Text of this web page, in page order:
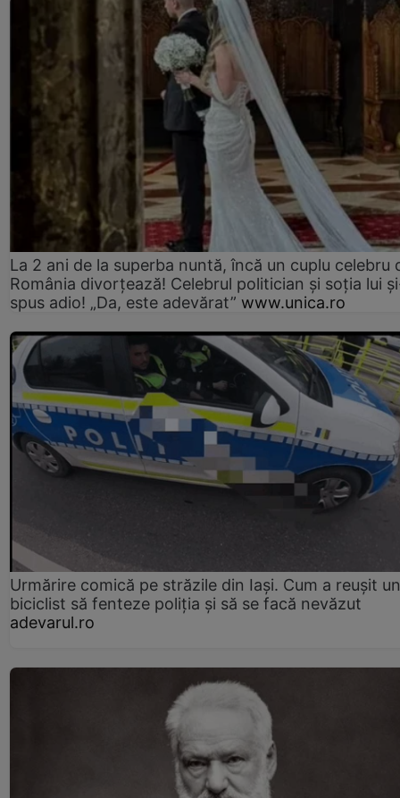
La 2 ani de la superba nuntă, încă un cuplu celebru
România divorțează! Celebrul politician și soția lui
spus adio! „Da, este adevărat” www.unica.ro
Urmărire comică pe străzile din Iași. Cum a reușit un
biciclist să fenteze poliția și să se facă nevăzut
adevarul.ro